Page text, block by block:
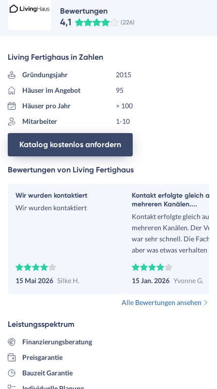
Bewertungen
4,1 (226)
Living Fertighaus in Zahlen
Gründungsjahr
2015
Häuser im Angebot
95
Häuser pro Jahr
> 100
Mitarbeiter
1-10
Katalog kostenlos anfordern
Bewertungen von Living Fertighaus
Wir wurden kontaktiert
Wir wurden kontaktiert
15 Mai 2026 Silke H.
Kontakt erfolgte gleich auf
mehreren Kanälen....
Kontakt erfolgte gleich auf
mehreren Kanälen. Der
war sehr schnell. Die
aber was etwas verhalten
voraussichtlich keinen
machen - zu viel Auswahl
15 Jan. 2026 Yvonne G.
Alle Bewertungen ansehen
Leistungsspektrum
Finanzierungsberatung
Preisgarantie
Bauzeit Garantie